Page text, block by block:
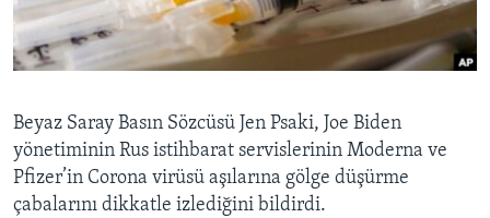
HAYATTAN
SANAT
BIZI TAKIP EDIN
Diller
Beyaz Saray Basın Sözcüsü Jen Psaki, Joe Biden
yönetiminin Rus istihbarat servislerinin Moderna ve
Pfizer’in Corona virüsü aşılarına gölge düşürme
çabalarını dikkatle izlediğini bildirdi.